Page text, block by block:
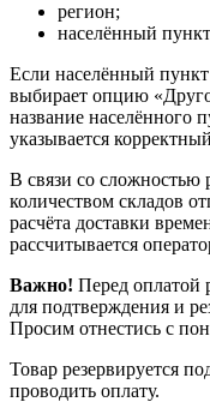
регион;
населённый
Если населённый пункт
выбирает опцию
название населённого
указывается
В связи со сложностью
количеством складов
расчёта доставки
рассчитывается
Важно! Перед оплатой
для подтверждения и
Просим отнестись с
Товар резервируется
проводить оплату.